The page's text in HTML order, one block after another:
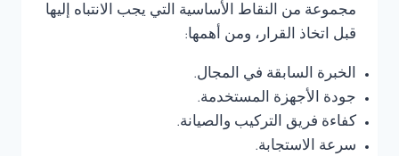
مجموعة من النقاط الأساسية التي يجب الانتباه إليها
قبل اتخاذ القرار، ومن أهمها:
الخبرة السابقة في المجال.
جودة الأجهزة المستخدمة.
كفاءة فريق التركيب والصيانة.
سرعة الاستجابة.